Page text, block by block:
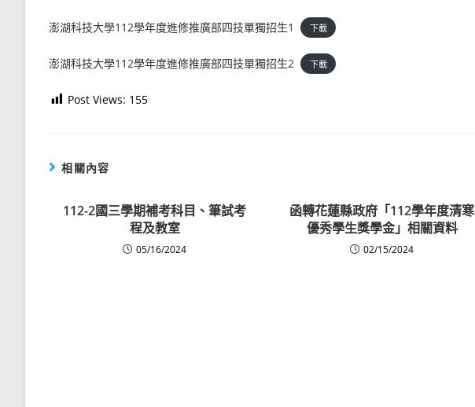
澎湖科技大學112學年度進修推廣部四技單獨招生1 下載
澎湖科技大學112學年度進修推廣部四技單獨招生2 下載
Post Views: 155
相關內容
112-2國三學期補考科目、筆試考
程及教室
05/16/2024
函轉花蓮縣政府「112學年度清寒
優秀學生獎學金」相關資料
02/15/2024